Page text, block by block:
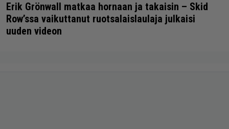
Erik Grönwall matkaa hornaan ja takaisin – Skid
Row’ssa vaikuttanut ruotsalaislaulaja julkaisi
uuden videon